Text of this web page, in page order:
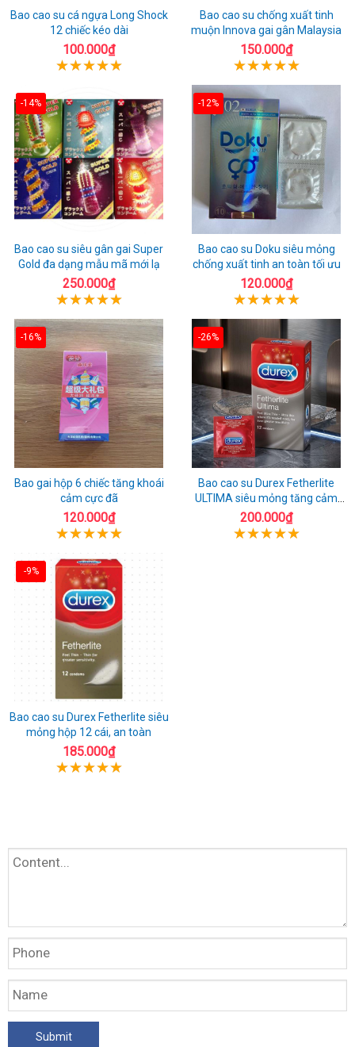
Bao cao su cá ngựa Long Shock
12 chiếc kéo dài
100.000₫
Bao cao su chống xuất tinh
muộn Innova gai gân Malaysia
150.000₫
-14%
Bao cao su siêu gân gai Super
Gold đa dạng mẫu mã mới lạ
250.000₫
-12%
Bao cao su Doku siêu mỏng
chống xuất tinh an toàn tối ưu
120.000₫
-16%
Bao gai hộp 6 chiếc tăng khoái
cảm cực đã
120.000₫
-26%
Bao cao su Durex Fetherlite
ULTIMA siêu mỏng tăng cảm
giác
200.000₫
-9%
Bao cao su Durex Fetherlite siêu
mỏng hộp 12 cái, an toàn
185.000₫